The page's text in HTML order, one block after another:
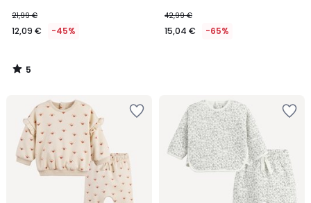
21,99 €
12,09 € -45%
5
/
42,99 €
15,04 € -65%